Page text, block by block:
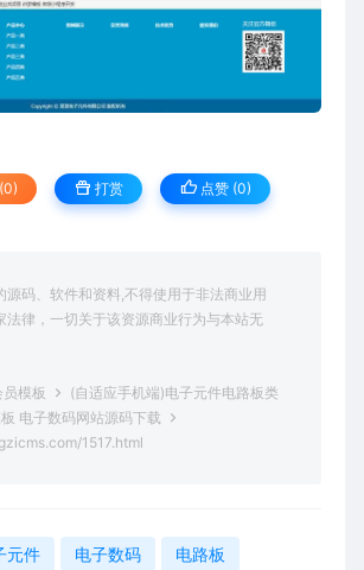
打赏 点赞 (0)
源码、软件和资料,不得使用于非法商业用
法律，一切关于该资源商业行为与本站无
员模板
(自适应手机端)电子元件电路板类
电子数码网站源码下载
1517.html
元件 电子数码 电路板